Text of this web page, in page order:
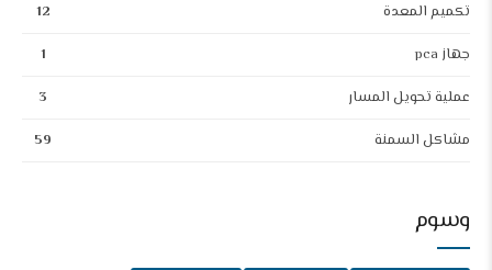
تكميم المعدة
12
جهاز pca
1
عملية تحويل المسار
3
مشاكل السمنة
59
وسوم